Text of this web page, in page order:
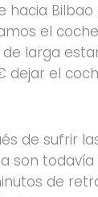
hacia
el
larga
el
de sufrir
son
de